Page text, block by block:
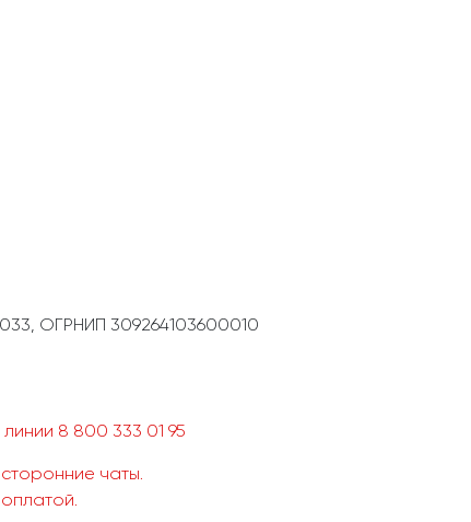
ОГРНИП 309264103600010
8 800 333 01 95
чаты.